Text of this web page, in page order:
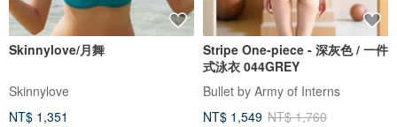
Skinnylove/月舞
Skinnylove
NT$ 1,351
Stripe One-piece - 深灰色 / 一件
式泳衣 044GREY
Bullet by Army of Interns
NT$ 1,549 NT$ 1,760